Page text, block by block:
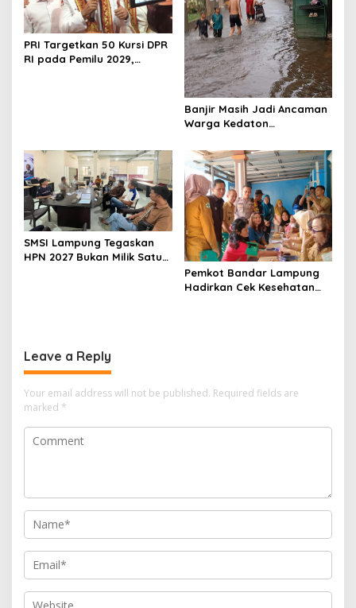
PRI Targetkan 50 Kursi DPR
RI pada Pemilu 2029,
Banjir Masih Jadi Ancaman
Warga Kedaton
SMSI Lampung Tegaskan
HPN 2027 Bukan Milik Satu
Pemkot Bandar Lampung
Hadirkan Cek Kesehatan
Leave a Reply
Your email address will not be published. Required fields are
marked *